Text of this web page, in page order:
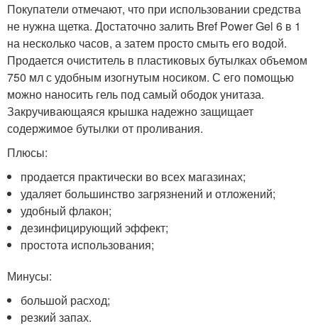
Покупатели отмечают, что при использовании средства
не нужна щетка. Достаточно залить Bref Power Gel 6 в 1
на несколько часов, а затем просто смыть его водой.
Продается очиститель в пластиковых бутылках объемом
750 мл с удобным изогнутым носиком. С его помощью
можно наносить гель под самый ободок унитаза.
Закручивающаяся крышка надежно защищает
содержимое бутылки от проливания.
Плюсы:
продается практически во всех магазинах;
удаляет большинство загрязнений и отложений;
удобный флакон;
дезинфицирующий эффект;
простота использования;
Минусы:
большой расход;
резкий запах.